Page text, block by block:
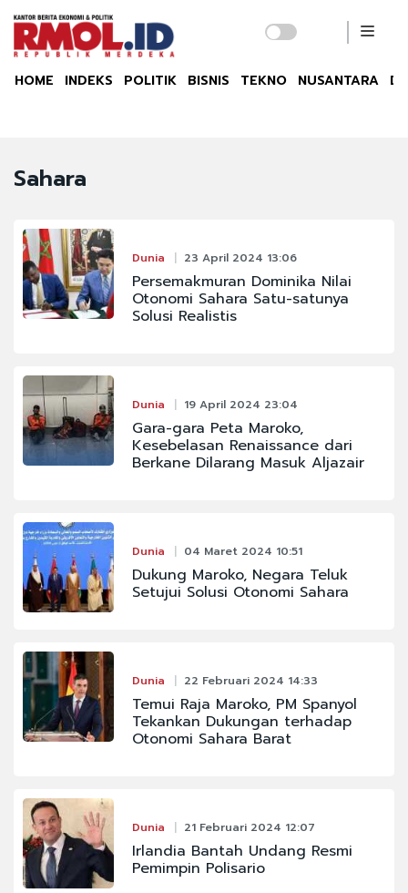
HOME INDEKS POLITIK BISNIS TEKNO NUSANTARA
Sahara
Dunia 23 April 2024 13:06
Persemakmuran Dominika Nilai
Otonomi Sahara Satu-satunya
Solusi Realistis
Dunia 19 April 2024 23:04
Gara-gara Peta Maroko,
Kesebelasan Renaissance dari
Berkane Dilarang Masuk Aljazair
Dunia 04 Maret 2024 10:51
Dukung Maroko, Negara Teluk
Setujui Solusi Otonomi Sahara
Dunia 22 Februari 2024 14:33
Temui Raja Maroko, PM Spanyol
Tekankan Dukungan terhadap
Otonomi Sahara Barat
Dunia 21 Februari 2024 12:07
Irlandia Bantah Undang Resmi
Pemimpin Polisario